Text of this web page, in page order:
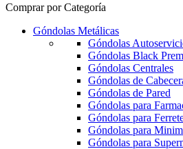
Comprar por Categoría
Góndolas Metálicas
Góndolas
Góndolas Black
Góndolas Centrales
Góndolas de
Góndolas de Pared
Góndolas para
Góndolas para
Góndolas para
Góndolas para